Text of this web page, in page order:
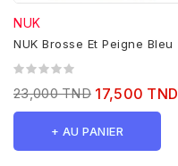
NUK
NUK Brosse Et Peigne Bleu
23,000 TND 17,500 TND
+ AU PANIER